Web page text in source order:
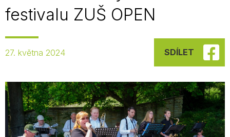
festivalu ZUŠ OPEN
27. května 2024 SDÍLET